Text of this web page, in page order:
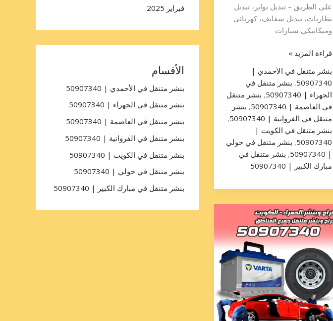
علي الطريق – تبديل تواير، تبديل
بطاريات، تبديل سفايف، كهربائي
وميكانيكي سيارات
قراءة المزيد »
بنشر متنقل في الأحمدي |
50907340
, بنشر متنقل في
الجهراء | 50907340
, بنشر متنقل
في العاصمة | 50907340
, بنشر
متنقل في الفروانية | 50907340
,
بنشر متنقل في الكويت |
50907340
, بنشر متنقل في حولي
| 50907340
, بنشر متنقل في
مبارك الكبير | 50907340
تبديل
تاير
الجهراء
50907340
فبراير 2025
الأقسام
بنشر متنقل في الأحمدي | 50907340
بنشر متنقل في الجهراء | 50907340
بنشر متنقل في العاصمة | 50907340
بنشر متنقل في الفروانية | 50907340
بنشر متنقل في الكويت | 50907340
بنشر متنقل في حولي | 50907340
بنشر متنقل في مبارك الكبير | 50907340